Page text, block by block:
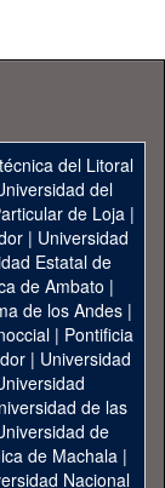
del Litoral
del
de Loja|
| Universidad
Estatal de
de Ambato |
de los Andes|
| Pontificia
| Universidad
de las
de
de Machala|
Nacional